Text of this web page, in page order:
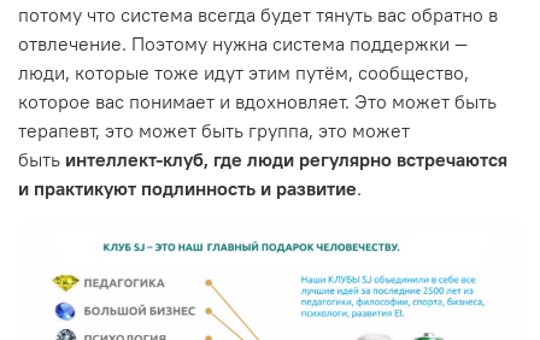
потому что система всегда будет тянуть вас обратно в
отвлечение. Поэтому нужна система поддержки —
люди, которые тоже идут этим путём, сообщество,
которое вас понимает и вдохновляет. Это может быть
терапевт, это может быть группа, это может
быть интеллект-клуб, где люди регулярно встречаются
и практикуют подлинность и развитие.